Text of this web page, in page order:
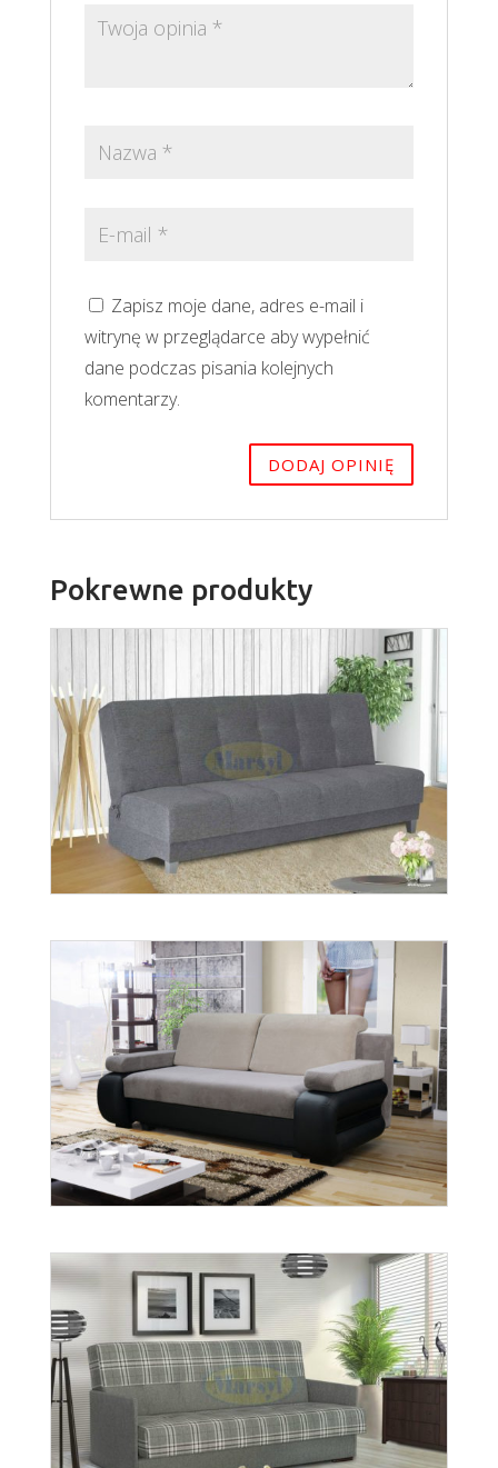
Zapisz moje dane, adres e-mail i
witrynę w przeglądarce aby wypełnić
dane podczas pisania kolejnych
komentarzy.
Pokrewne produkty
wer. Doris
Gabi
Więcej